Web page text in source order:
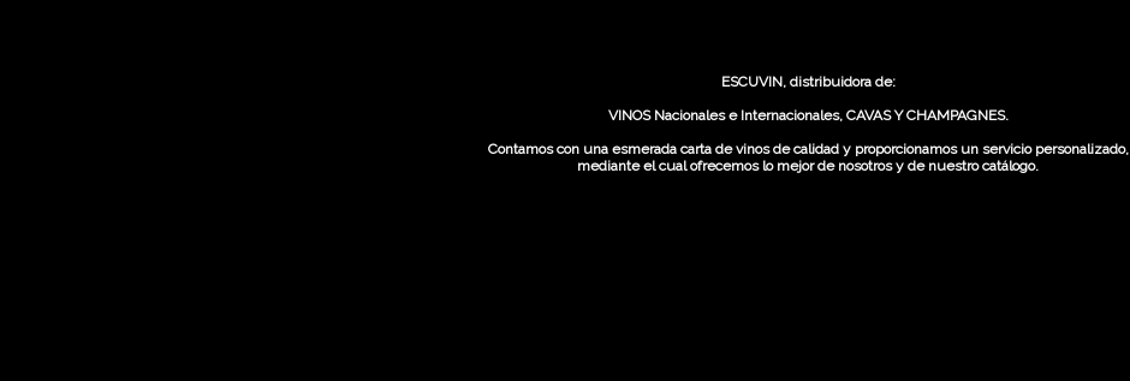
ESCUVIN, distribuidora de:
VINOS Nacionales e Internacionales, CAVAS Y CHAMPAGNES.
Contamos con una esmerada carta de vinos de calidad y proporcionamos un servicio personalizado,
mediante el cual ofrecemos lo mejor de nosotros y de nuestro catálogo.